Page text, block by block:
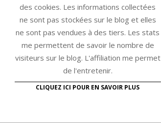
des cookies. Les informations collectées
ne sont pas stockées sur le blog et elles
ne sont pas vendues à des tiers. Les stats
me permettent de savoir le nombre de
visiteurs sur le blog. L'affiliation me permet
de l'entretenir.
CLIQUEZ ICI POUR EN SAVOIR PLUS